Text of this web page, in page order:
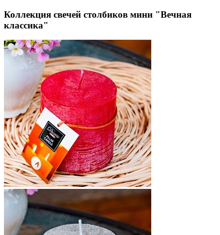
Коллекция свечей столбиков мини "Вечная
классика"